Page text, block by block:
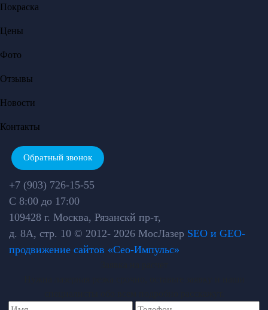
Покраска
Цены
Фото
Отзывы
Новости
Контакты
Обратный звонок
+7 (903) 726-15-55
С 8:00 до 17:00
109428 г. Москва, Рязанскй пр-т,
д. 8А, стр. 10 © 2012- 2026 МосЛазер SEO и GEO-
продвижение сайтов «Сео-Импульс»